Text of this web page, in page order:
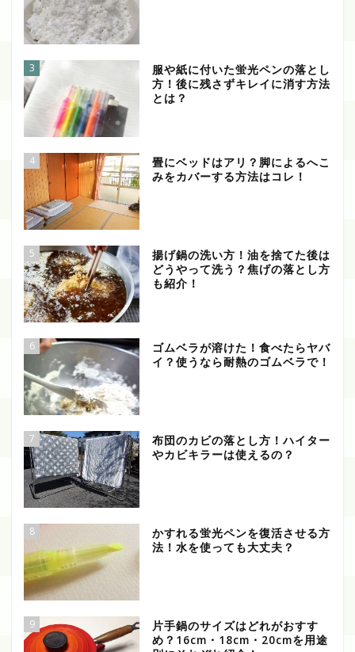
3
服や紙に付いた蛍光ペンの落とし
方！後に残さずキレイに消す方法
とは？
4
畳にベッドはアリ？脚によるへこ
みをカバーする方法はコレ！
5
揚げ鍋の洗い方！油を捨てた後は
どうやって洗う？焦げの落とし方
も紹介！
6
ゴムベラが溶けた！食べたらヤバ
イ？使うなら耐熱のゴムベラで！
7
布団のカビの落とし方！ハイター
やカビキラーは使えるの？
8
かすれる蛍光ペンを復活させる方
法！水を使っても大丈夫？
9
片手鍋のサイズはどれがおすす
め？16cm・18cm・20cmを用途